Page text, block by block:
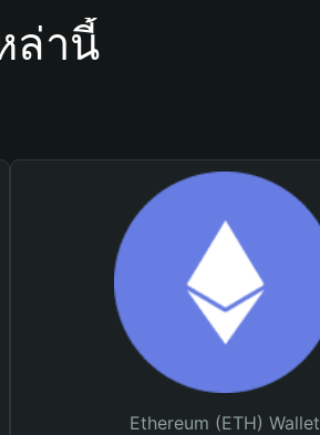
ล่านี้
Ethereum (ETH) Wallet